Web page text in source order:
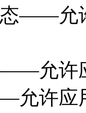
——允
允许
允许应